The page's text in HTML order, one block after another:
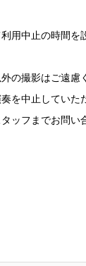
用中止の時間を
の撮影はご遠慮
を中止していた
ッフまでお問い